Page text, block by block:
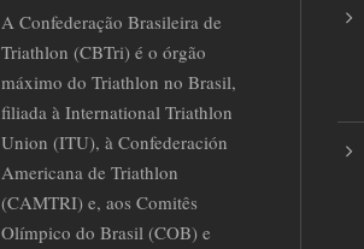
A Confederação Brasileira de
Triathlon (CBTri) é o órgão
máximo do Triathlon no Brasil,
filiada à International Triathlon
Union (ITU), à Confederación
Americana de Triathlon
(CAMTRI) e, aos Comitês
Olímpico do Brasil (COB) e